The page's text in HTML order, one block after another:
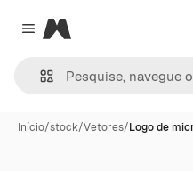
Close menu
Magnific
Início/stock/Vetores/Logo de